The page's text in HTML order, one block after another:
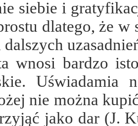
siebie i
dlatego, że w
wnosi bardzo
nie można
jako dar (J.